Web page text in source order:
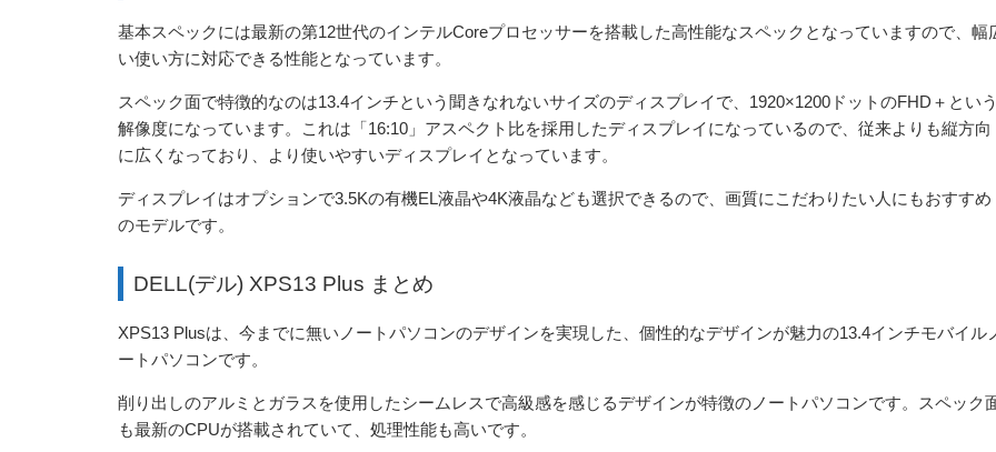
基本スペックには最新の第12世代のインテルCoreプロセッサーを搭載した高性能なスペックとなっていますので、幅
い使い方に対応できる性能となっています。
スペック面で特徴的なのは13.4インチという聞きなれないサイズのディスプレイで、1920×1200ドットのFHD＋という
解像度になっています。これは「16:10」アスペクト比を採用したディスプレイになっているので、従来よりも縦方向
に広くなっており、より使いやすいディスプレイとなっています。
ディスプレイはオプションで3.5Kの有機EL液晶や4K液晶なども選択できるので、画質にこだわりたい人にもおすすめ
のモデルです。
DELL(デル) XPS13 Plus まとめ
XPS13 Plusは、今までに無いノートパソコンのデザインを実現した、個性的なデザインが魅力の13.4インチモバイル
ートパソコンです。
削り出しのアルミとガラスを使用したシームレスで高級感を感じるデザインが特徴のノートパソコンです。スペック
も最新のCPUが搭載されていて、処理性能も高いです。